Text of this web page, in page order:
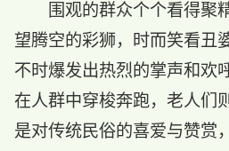
围观的群众个个看得聚
望腾空的彩狮，时而笑看丑
不时爆发出热烈的掌声和欢
在人群中穿梭奔跑，老人们
是对传统民俗的喜爱与赞赏